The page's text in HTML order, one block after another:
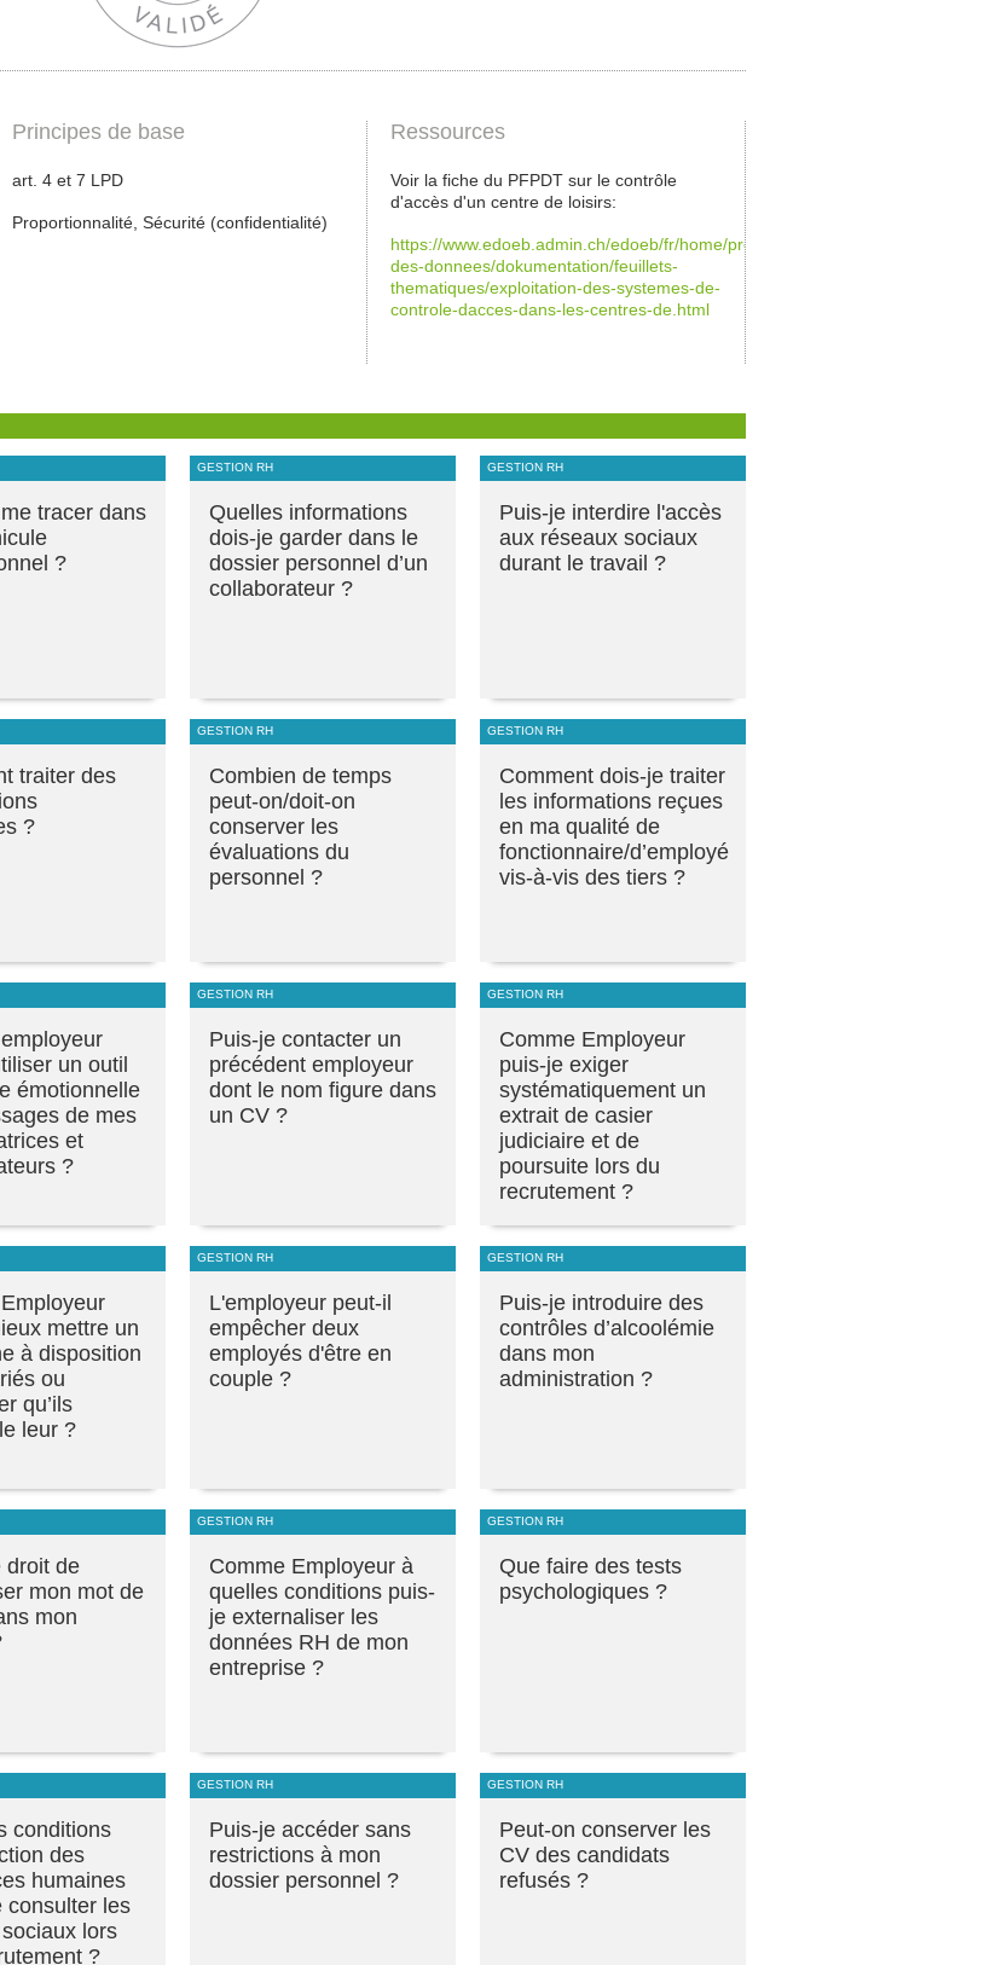
Principes de base
art. 4 et 7 LPD
Proportionnalité, Sécurité (confidentialité)
Ressources
Voir la fiche du PFPDT sur le contrôle
d'accès d'un centre de loisirs:
https://www.edoeb.admin.ch/edoeb/fr/home/protection-
des-donnees/dokumentation/feuillets-
thematiques/exploitation-des-systemes-de-
controle-dacces-dans-les-centres-de.html
tracer dans
?
GESTION RH
Quelles informations
dois-je garder dans le
dossier personnel d’un
collaborateur ?
GESTION RH
Puis-je interdire l'accès
aux réseaux sociaux
durant le travail ?
traiter des
?
GESTION RH
Combien de temps
peut-on/doit-on
conserver les
évaluations du
personnel ?
GESTION RH
Comment dois-je traiter
les informations reçues
en ma qualité de
fonctionnaire/d’employé
vis-à-vis des tiers ?
un outil
émotionnelle
de mes
et
?
GESTION RH
Puis-je contacter un
précédent employeur
dont le nom figure dans
un CV ?
GESTION RH
Comme Employeur
puis-je exiger
systématiquement un
extrait de casier
judiciaire et de
poursuite lors du
recrutement ?
mettre un
à disposition
ou
qu’ils
leur ?
GESTION RH
L'employeur peut-il
empêcher deux
employés d'être en
couple ?
GESTION RH
Puis-je introduire des
contrôles d’alcoolémie
dans mon
administration ?
droit de
mon mot de
mon
GESTION RH
Comme Employeur à
quelles conditions puis-
je externaliser les
données RH de mon
entreprise ?
GESTION RH
Que faire des tests
psychologiques ?
conditions
des
humaines
consulter les
lors
?
GESTION RH
Puis-je accéder sans
restrictions à mon
dossier personnel ?
GESTION RH
Peut-on conserver les
CV des candidats
refusés ?